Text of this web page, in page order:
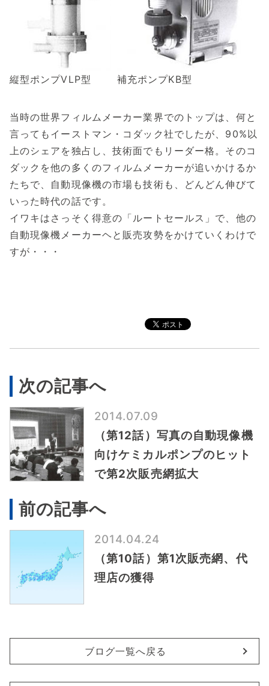
縦型ポンプVLP型 補充ポンプKB型
当時の世界フィルムメーカー業界でのトップは、何と
言ってもイーストマン・コダック社でしたが、90%以
上のシェアを独占し、技術面でもリーダー格。そのコ
ダックを他の多くのフィルムメーカーが追いかけるか
たちで、自動現像機の市場も技術も、どんどん伸びて
いった時代の話です。
イワキはさっそく得意の「ルートセールス」で、他の
自動現像機メーカーヘと販売攻勢をかけていくわけで
すが・・・
次の記事へ
2014.07.09
（第12話）写真の自動現像機
向けケミカルポンプのヒット
で第2次販売網拡大
前の記事へ
2014.04.24
（第10話）第1次販売網、代
理店の獲得
ブログ一覧へ戻る